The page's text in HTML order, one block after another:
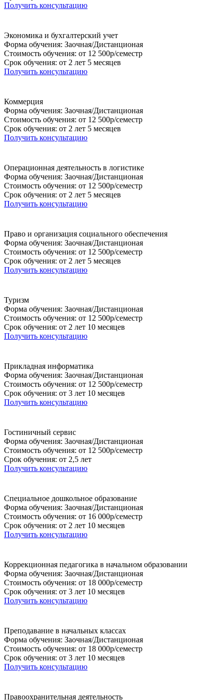
Получить консультацию
Экономика и бухгалтерский учет
Форма обучения: Заочная/Дистанционая
Стоимость обучения: от 12 500р/семестр
Срок обучения: от 2 лет 5 месяцев
Получить консультацию
Коммерция
Форма обучения: Заочная/Дистанционая
Стоимость обучения: от 12 500р/семестр
Срок обучения: от 2 лет 5 месяцев
Получить консультацию
Операционная деятельность в логистике
Форма обучения: Заочная/Дистанционая
Стоимость обучения: от 12 500р/семестр
Срок обучения: от 2 лет 5 месяцев
Получить консультацию
Право и организация социального обеспечения
Форма обучения: Заочная/Дистанционая
Стоимость обучения: от 12 500р/семестр
Срок обучения: от 2 лет 5 месяцев
Получить консультацию
Туризм
Форма обучения: Заочная/Дистанционая
Стоимость обучения: от 12 500р/семестр
Срок обучения: от 2 лет 10 месяцев
Получить консультацию
Прикладная информатика
Форма обучения: Заочная/Дистанционая
Стоимость обучения: от 12 500р/семестр
Срок обучения: от 3 лет 10 месяцев
Получить консультацию
Гостиничный сервис
Форма обучения: Заочная/Дистанционая
Стоимость обучения: от 12 500р/семестр
Срок обучения: от 2,5 лет
Получить консультацию
Специальное дошкольное образование
Форма обучения: Заочная/Дистанционая
Стоимость обучения: от 16 000р/семестр
Срок обучения: от 2 лет 10 месяцев
Получить консультацию
Коррекционная педагогика в начальном образовании
Форма обучения: Заочная/Дистанционая
Стоимость обучения: от 18 000р/семестр
Срок обучения: от 3 лет 10 месяцев
Получить консультацию
Преподавание в начальных классах
Форма обучения: Заочная/Дистанционая
Стоимость обучения: от 18 000р/семестр
Срок обучения: от 3 лет 10 месяцев
Получить консультацию
Правоохранительная деятельность